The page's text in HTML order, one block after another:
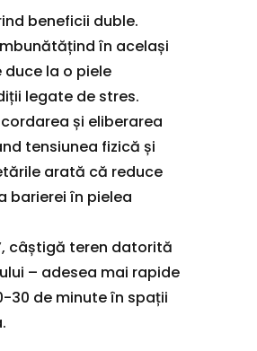
beneficii duble.
în același
la o piele
legate de stres.
și eliberarea
tensiunea fizică și
arată că reduce
barierei în pielea
câștigă teren datorită
– adesea mai rapide
30 de minute în spații